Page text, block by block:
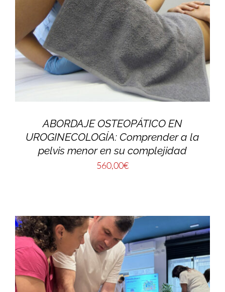
ABORDAJE OSTEOPÁTICO EN
UROGINECOLOGÍA: Comprender a la
pelvis menor en su complejidad
560,00€